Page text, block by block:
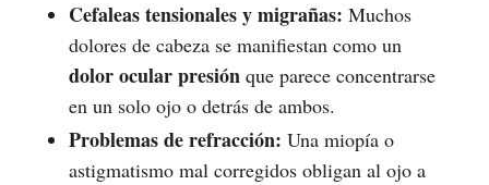
Cefaleas tensionales y migrañas: Muchos
dolores de cabeza se manifiestan como un
dolor ocular presiónque parece concentrarse
en un solo ojo o detrás de ambos.
Problemas de refracción: Una miopía o
astigmatismo mal corregidos obligan al ojo a